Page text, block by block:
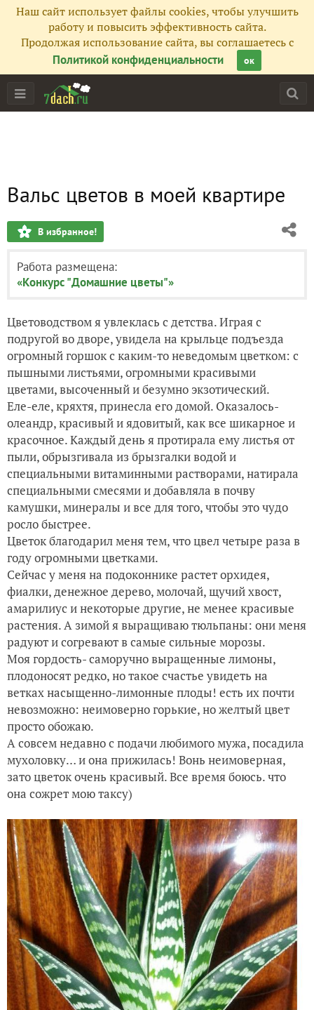
Наш сайт использует файлы cookies, чтобы улучшить
работу и повысить эффективность сайта.
Продолжая использование сайта, вы соглашаетесь с
Политикой конфиденциальности
ок
Вальс цветов в моей квартире
В избранное!
Работа размещена:
«Конкурс "Домашние цветы"»
Цветоводством я увлеклась с детства. Играя с
подругой во дворе, увидела на крыльце подъезда
огромный горшок с каким-то неведомым цветком: с
пышными листьями, огромными красивыми
цветами, высоченный и безумно экзотический.
Еле-еле, кряхтя, принесла его домой. Оказалось-
олеандр, красивый и ядовитый, как все шикарное и
красочное. Каждый день я протирала ему листья от
пыли, обрызгивала из брызгалки водой и
специальными витаминными растворами, натирала
специальными смесями и добавляла в почву
камушки, минералы и все для того, чтобы это чудо
росло быстрее.
Цветок благодарил меня тем, что цвел четыре раза в
году огромными цветками.
Сейчас у меня на подоконнике растет орхидея,
фиалки, денежное дерево, молочай, щучий хвост,
амарилиус и некоторые другие, не менее красивые
растения. А зимой я выращиваю тюльпаны: они меня
радуют и согревают в самые сильные морозы.
Моя гордость- саморучно выращенные лимоны,
плодоносят редко, но такое счастье увидеть на
ветках насыщенно-лимонные плоды! есть их почти
невозможно: неимоверно горькие, но желтый цвет
просто обожаю.
А совсем недавно с подачи любимого мужа, посадила
мухоловку… и она прижилась! Вонь неимоверная,
зато цветок очень красивый. Все время боюсь. что
она сожрет мою таксу)